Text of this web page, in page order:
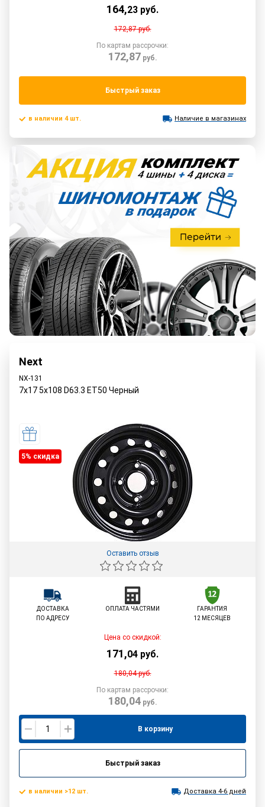
164,23 руб.
172,87руб.
По картам рассрочки:
172,87 руб.
Быстрый заказ
в наличии 4 шт. Наличие в магазинах
Next
NX-131
7x17 5x108 D63.3 ET50 Черный
5% cкидка
Оставить отзыв
ДОСТАВКА
ПО АДРЕСУ
ОПЛАТА ЧАСТЯМИ
ГАРАНТИЯ
12 МЕСЯЦЕВ
Цена со скидкой:
171,04 руб.
180,04руб.
По картам рассрочки:
180,04руб.
В корзину
Быстрый заказ
в наличии >12 шт. Доставка 4-6 дней